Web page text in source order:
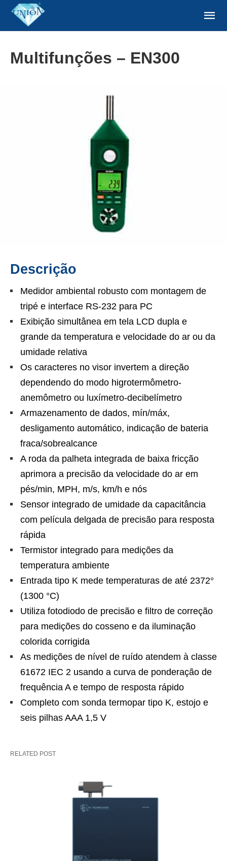
Multifunções – EN300
Descrição
Medidor ambiental robusto com montagem de
tripé e interface RS-232 para PC
Exibição simultânea em tela LCD dupla e
grande da temperatura e velocidade do ar ou da
umidade relativa
Os caracteres no visor invertem a direção
dependendo do modo higrotermômetro-
anemômetro ou luxímetro-decibelímetro
Armazenamento de dados, mín/máx,
desligamento automático, indicação de bateria
fraca/sobrealcance
A roda da palheta integrada de baixa fricção
aprimora a precisão da velocidade do ar em
pés/min, MPH, m/s, km/h e nós
Sensor integrado de umidade da capacitância
com película delgada de precisão para resposta
rápida
Termistor integrado para medições da
temperatura ambiente
Entrada tipo K mede temperaturas de até 2372°
(1300 °C)
Utiliza fotodiodo de precisão e filtro de correção
para medições do cosseno e da iluminação
colorida corrigida
As medições de nível de ruído atendem à classe
61672 IEC 2 usando a curva de ponderação de
frequência A e tempo de resposta rápido
Completo com sonda termopar tipo K, estojo e
seis pilhas AAA 1,5 V
RELATED POST